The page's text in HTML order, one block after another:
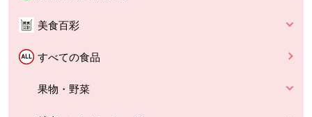
美食百彩
すべての食品
果物・野菜